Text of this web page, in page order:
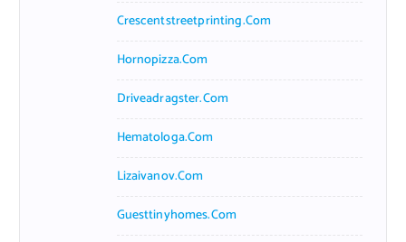
Crescentstreetprinting.com
Hornopizza.com
Driveadragster.com
Hematologa.com
Lizaivanov.com
Guesttinyhomes.com